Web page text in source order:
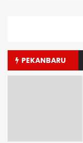
PEKANBARU